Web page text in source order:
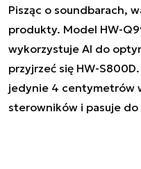
Pisząc o soundbarach,
produkty. Model HW-
wykorzystuje AI do
przyjrzeć się HW-
jedynie 4 centymetrów
sterowników i pasuje